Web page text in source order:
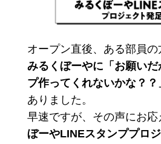
オープン直後、ある部員の
みるくぼーやに「お願い
プ作ってくれないかな？？
ありました。
早速ですが、その声にお応
ぼーやLINEスタンププロ